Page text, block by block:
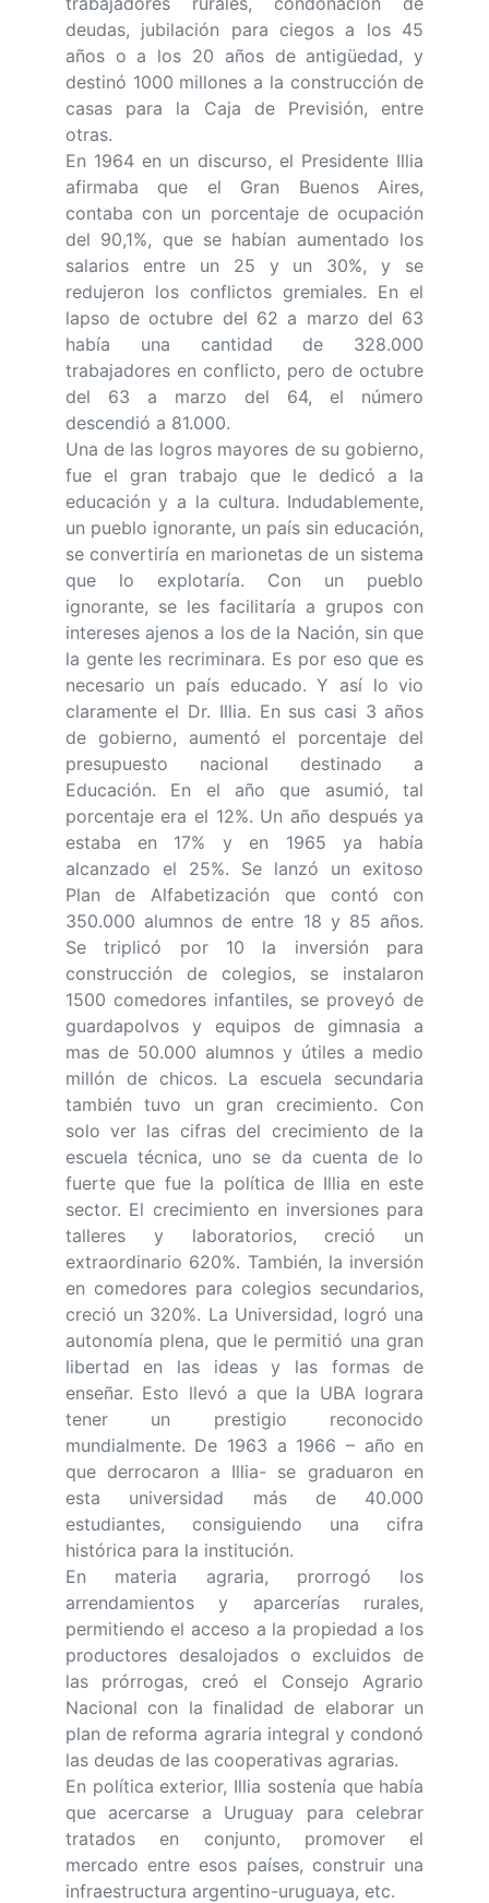
deudas, jubilación para ciegos a los 45
años o a los 20 años de antigüedad, y
destinó 1000 millones a la construcción de
casas para la Caja de Previsión, entre
otras.
En 1964 en un discurso, el Presidente Illia
afirmaba que el Gran Buenos Aires,
contaba con un porcentaje de ocupación
del 90,1%, que se habían aumentado los
salarios entre un 25 y un 30%, y se
redujeron los conflictos gremiales. En el
lapso de octubre del 62 a marzo del 63
había una cantidad de 328.000
trabajadores en conflicto, pero de octubre
del 63 a marzo del 64, el número
descendió a 81.000.
Una de las logros mayores de su gobierno,
fue el gran trabajo que le dedicó a la
educación y a la cultura. Indudablemente,
un pueblo ignorante, un país sin educación,
se convertiría en marionetas de un sistema
que lo explotaría. Con un pueblo
ignorante, se les facilitaría a grupos con
intereses ajenos a los de la Nación, sin que
la gente les recriminara. Es por eso que es
necesario un país educado. Y así lo vio
claramente el Dr. Illia. En sus casi 3 años
de gobierno, aumentó el porcentaje del
presupuesto nacional destinado a
Educación. En el año que asumió, tal
porcentaje era el 12%. Un año después ya
estaba en 17% y en 1965 ya había
alcanzado el 25%. Se lanzó un exitoso
Plan de Alfabetización que contó con
350.000 alumnos de entre 18 y 85 años.
Se triplicó por 10 la inversión para
construcción de colegios, se instalaron
1500 comedores infantiles, se proveyó de
guardapolvos y equipos de gimnasia a
mas de 50.000 alumnos y útiles a medio
millón de chicos. La escuela secundaria
también tuvo un gran crecimiento. Con
solo ver las cifras del crecimiento de la
escuela técnica, uno se da cuenta de lo
fuerte que fue la política de Illia en este
sector. El crecimiento en inversiones para
talleres y laboratorios, creció un
extraordinario 620%. También, la inversión
en comedores para colegios secundarios,
creció un 320%. La Universidad, logró una
autonomía plena, que le permitió una gran
libertad en las ideas y las formas de
enseñar. Esto llevó a que la UBA lograra
tener un prestigio reconocido
mundialmente. De 1963 a 1966 – año en
que derrocaron a Illia- se graduaron en
esta universidad más de 40.000
estudiantes, consiguiendo una cifra
histórica para la institución.
En materia agraria, prorrogó los
arrendamientos y aparcerías rurales,
permitiendo el acceso a la propiedad a los
productores desalojados o excluidos de
las prórrogas, creó el Consejo Agrario
Nacional con la finalidad de elaborar un
plan de reforma agraria integral y condonó
las deudas de las cooperativas agrarias.
En política exterior, Illia sostenía que había
que acercarse a Uruguay para celebrar
tratados en conjunto, promover el
mercado entre esos países, construir una
infraestructura argentino-uruguaya, etc.